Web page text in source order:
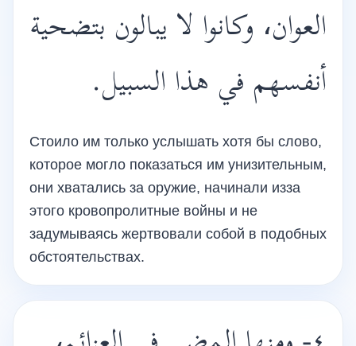
العوان، وكانوا لا يبالون بتضحية
أنفسهم في هذا السبيل.
Стоило им только услышать хотя бы слово,
которое могло показаться им унизительным,
они хватались за оружие, начинали изза
этого кровопролитные войны и не
задумываясь жертвовали собой в подобных
обстоятельствах.